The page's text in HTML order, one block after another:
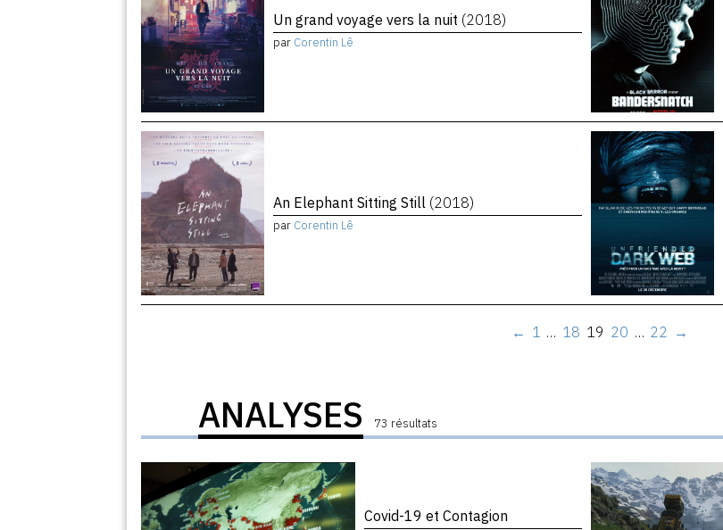
Un grand voyage vers la nuit (2018)
par Corentin Lê
An Elephant Sitting Still (2018)
par Corentin Lê
← 1 … 18 19 20 … 22 →
ANALYSES 73 résultats
Covid-19 et Contagion